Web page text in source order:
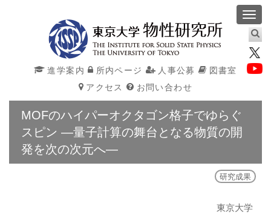
進学案内 所内ページ 人事公募
図書室
アクセス
お問い合わせ
MOFのハイパーオクタゴン格子でゆらぐ
スピン ―量子計算の舞台となる物質の開
発を次の次元へ―
研究成果
東京大学